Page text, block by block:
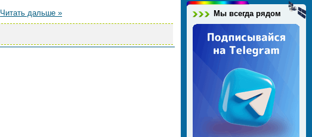
Читать дальше » Мы всегда рядом